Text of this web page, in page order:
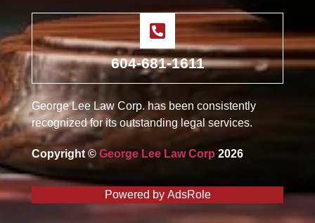
604-681-1611
George Lee Law Corp. has been consistently
recognized for its outstanding legal services.
Copyright © George Lee Law Corp 2026
Powered by AdsRole